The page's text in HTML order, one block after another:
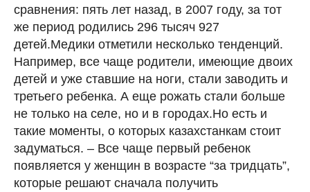
сравнения: пять лет назад, в 2007 году, за тот
же период родились 296 тысяч 927
детей.Медики отметили несколько тенденций.
Например, все чаще родители, имеющие двоих
детей и уже ставшие на ноги, стали заводить и
третьего ребенка. А еще рожать стали больше
не только на селе, но и в городах.Но есть и
такие моменты, о которых казахстанкам стоит
задуматься. – Все чаще первый ребенок
появляется у женщин в возрасте “за тридцать”,
которые решают сначала получить